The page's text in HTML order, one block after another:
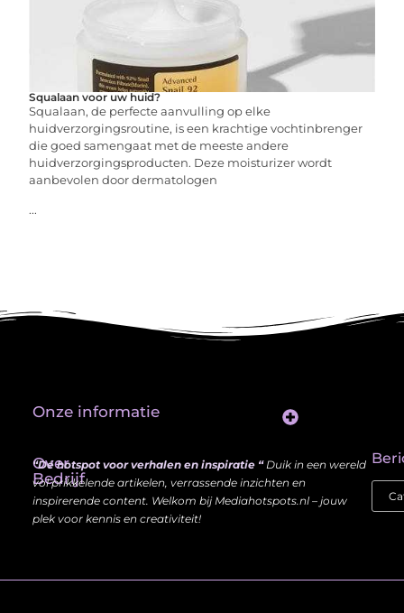
Squalaan voor uw huid?
Squalaan, de perfecte aanvulling op elke
huidverzorgingsroutine, is een krachtige vochtinbrenger
die goed samengaat met de meeste andere
huidverzorgingsproducten. Deze moisturizer wordt
aanbevolen door dermatologen
...
Over
Bedrijf
“Dé hotspot voor verhalen en inspiratie “Duik in een wereld
vol prikkelende artikelen, verrassende inzichten en
inspirerende content. Welkom bij Mediahotspots.nl – jouw
plek voor kennis en creativiteit!
Onze informatie